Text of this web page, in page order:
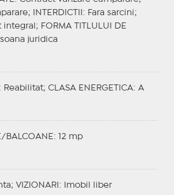
INTERDICTII : Fara sarcini;
integral; FORMA TITLULUI DE
juridica
Reabilitat; CLASA ENERGETICA: A
BALCOANE: 12 mp
VIZIONARI : Imobil liber